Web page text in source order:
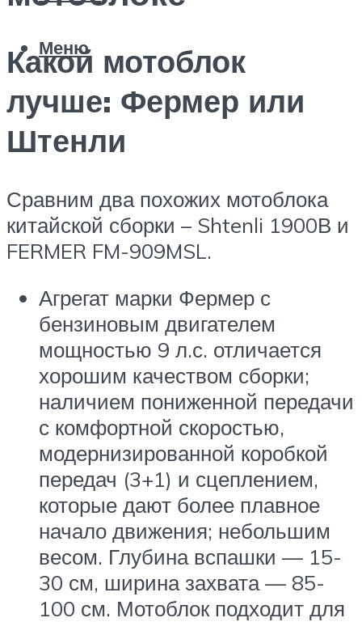
Меню
Какой мотоблок
лучше: Фермер или
Штенли
Сравним два похожих мотоблока
китайской сборки – Shtenli 1900В и
FERMER FM-909MSL.
Агрегат марки Фермер с
бензиновым двигателем
мощностью 9 л.с. отличается
хорошим качеством сборки;
наличием пониженной передачи
с комфортной скоростью,
модернизированной коробкой
передач (3+1) и сцеплением,
которые дают более плавное
начало движения; небольшим
весом. Глубина вспашки — 15-
30 см, ширина захвата — 85-
100 см. Мотоблок подходит для